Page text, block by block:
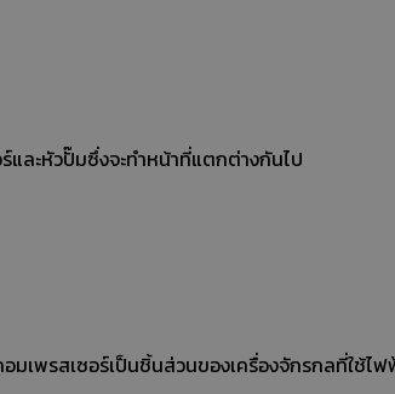
ละหัวปั๊มซึ่งจะทำหน้าที่แตกต่างกันไป
มเพรสเซอร์เป็นชิ้นส่วนของเครื่องจักรกลที่ใช้ไฟ